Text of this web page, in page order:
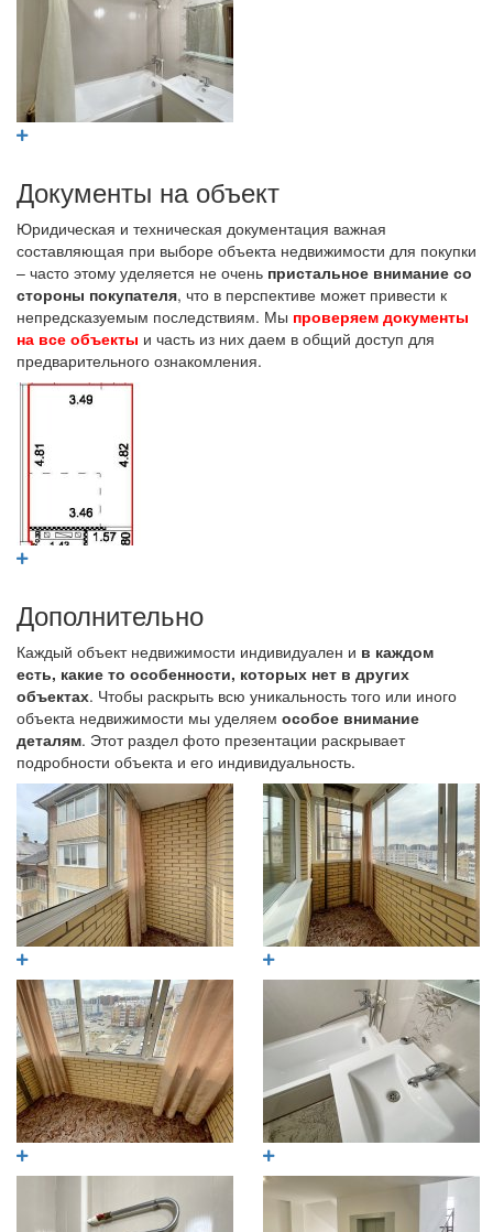
Документы на объект
Юридическая и техническая документация важная
составляющая при выборе объекта недвижимости для покупки
– часто этому уделяется не очень пристальное внимание со
стороны покупателя, что в перспективе может привести к
непредсказуемым последствиям. Мы проверяем документы
на все объекты и часть из них даем в общий доступ для
предварительного ознакомления.
Дополнительно
Каждый объект недвижимости индивидуален и в каждом
есть, какие то особенности, которых нет в других
объектах. Чтобы раскрыть всю уникальность того или иного
объекта недвижимости мы уделяем особое внимание
деталям. Этот раздел фото презентации раскрывает
подробности объекта и его индивидуальность.